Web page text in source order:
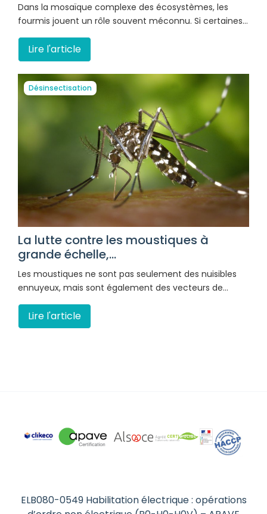
Dans la mosaïque complexe des écosystèmes, les
fourmis jouent un rôle souvent méconnu. Si certaines…
Lire l'article
Désinsectisation
La lutte contre les moustiques à
grande échelle,...
Les moustiques ne sont pas seulement des nuisibles
ennuyeux, mais sont également des vecteurs de…
Lire l'article
ELB080-0549 Habilitation électrique : opérations